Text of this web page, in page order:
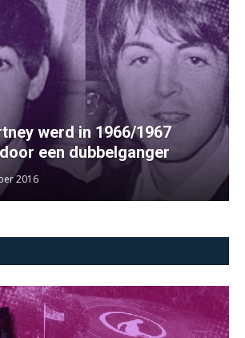
werd in 1966/1967
een dubbelganger
2016